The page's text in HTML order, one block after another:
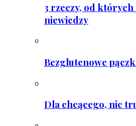
3 rzeczy, od
niewiedzy
Bezglutenowe
Dla chcącego, nic